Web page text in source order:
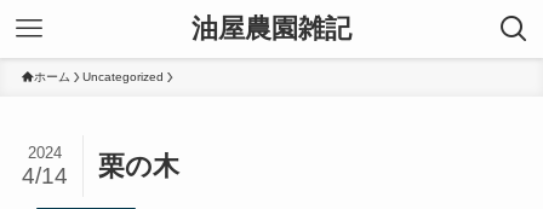
油屋農園雑記
ホーム Uncategorized
栗の木
2024
4/14